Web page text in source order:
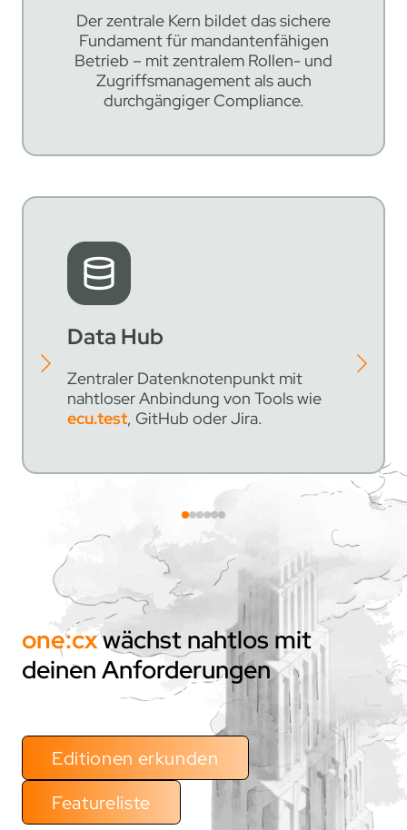
Der zentrale Kern bildet das sichere
Fundament für mandantenfähigen
Betrieb – mit zentralem Rollen- und
Zugriffsmanagement als auch
durchgängiger Compliance.
Data Hub
Zentraler Datenknotenpunkt mit
nahtloser Anbindung von Tools wie
ecu.test, GitHub oder Jira.
one:cxwächst nahtlos mit
deinen Anforderungen
Editionen erkunden
Featureliste